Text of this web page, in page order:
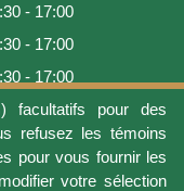
facultatifs pour des
refusez les témoins
pour vous fournir les
votre sélection
- 17:00
- 17:00
- 17:00
- 17:00
- 17:00
9:00 - 16:00